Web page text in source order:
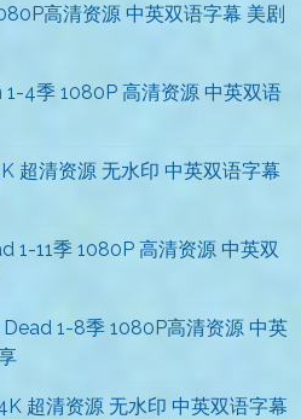
高清资源 中英双语字幕 美剧
4季 1080P 高清资源 中英双语
超清资源 无水印 中英双语字幕
1-11季 1080P 高清资源 中英双
1-8季 1080P高清资源 中英
超清资源 无水印 中英双语字幕